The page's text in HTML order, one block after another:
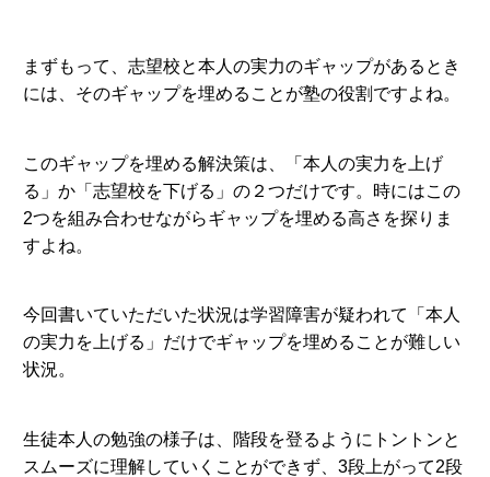
まずもって、志望校と本人の実力のギャップがあるとき
には、そのギャップを埋めることが塾の役割ですよね。
このギャップを埋める解決策は、「本人の実力を上げ
る」か「志望校を下げる」の２つだけです。時にはこの
2つを組み合わせながらギャップを埋める高さを探りま
すよね。
今回書いていただいた状況は学習障害が疑われて「本人
の実力を上げる」だけでギャップを埋めることが難しい
状況。
生徒本人の勉強の様子は、階段を登るようにトントンと
スムーズに理解していくことができず、3段上がって2段